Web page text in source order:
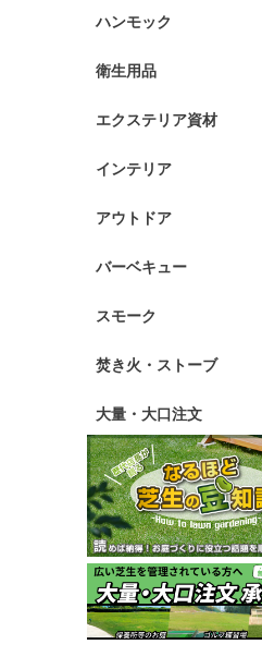
ハンモック
衛生用品
エクステリア資材
インテリア
アウトドア
バーベキュー
スモーク
焚き火・ストーブ
大量・大口注文